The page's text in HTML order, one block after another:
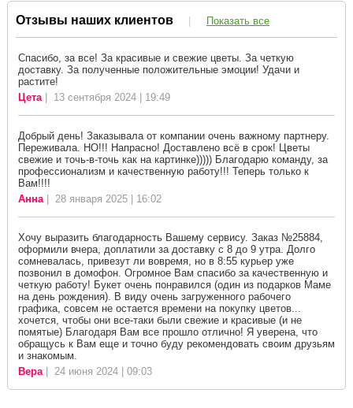
Отзывы наших клиентов | Показать все
Спасибо, за все! За красивые и свежие цветы. За четкую
доставку. За полученные положительные эмоции! Удачи и
растите!
Цета| 13 сентября 2024 | 19:49
Добрый день! Заказывала от компании очень важному партнеру.
Переживала. НО!!! Напрасно! Доставлено всё в срок! Цветы
свежие и точь-в-точь как на картинке))))) Благодарю команду, за
профессионализм и качественную работу!!! Теперь только к
Вам!!!!
Анна| 28 января 2025 | 16:02
Хочу выразить благодарность Вашему сервису. Заказ №25884,
оформили вчера, доплатили за доставку с 8 до 9 утра. Долго
сомневалась, привезут ли вовремя, но в 8:55 курьер уже
позвонил в домофон. Огромное Вам спасибо за качественную и
четкую работу! Букет очень понравился (один из подарков Маме
на день рождения). В виду очень загруженного рабочего
графика, совсем не остается времени на покупку цветов...
хочется, чтобы они все-таки были свежие и красивые (и не
помятые) Благодаря Вам все прошло отлично! Я уверена, что
обращусь к Вам еще и точно буду рекомендовать своим друзьям
и знакомым.
Вера| 24 июня 2024 | 09:03